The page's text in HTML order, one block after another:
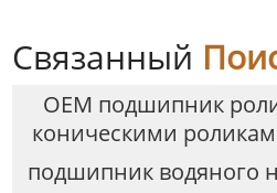
Связанный
OEM подшипник
коническими
подшипник водяного